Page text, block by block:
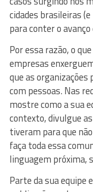
cidades brasileiras
para conter o avanço
Por essa razão, o
empresas
que as organizações
com pessoas. Nas
mostre como a sua
contexto, divulgue
tiveram para que
faça toda essa
linguagem próxima,
Parte da sua equipe